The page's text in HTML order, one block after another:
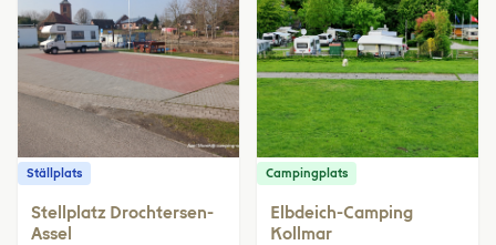
Ställplats
Stellplatz Drochtersen-
Assel
Campingplats
Elbdeich-Camping
Kollmar